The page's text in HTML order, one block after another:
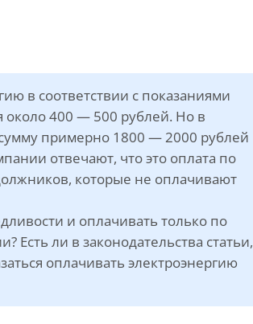
в соответствии с показаниями
около 400 — 500 рублей. Но в
примерно 1800 — 2000 рублей
отвечают, что это оплата по
которые не оплачивают
и оплачивать только по
Есть ли в законодательства статьи,
оплачивать электроэнергию